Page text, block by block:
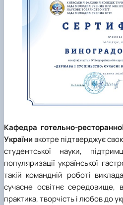
Кафедра готельно-
України вкотре підтверджує
студентської науки,
популяризації української
такій командній роботі
сучасне освітнє середовище, в
практика, творчість і любов до